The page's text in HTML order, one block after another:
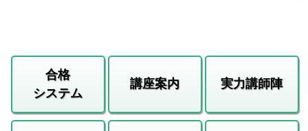
合格
システム
講座案内 実力講師陣